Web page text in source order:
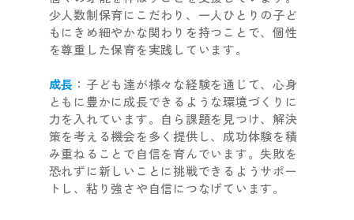
少人数制保育にこだわり、一人ひとりの子ど
もにきめ細やかな関わりを持つことで、個性
を尊重した保育を実践しています。
成長 ：子ども達が様々な経験を通じて、心身
ともに豊かに成長できるような環境づくりに
力を入れています。自ら課題を見つけ、解決
策を考える機会を多く提供し、成功体験を積
み重ねることで自信を育んでいます。失敗を
恐れずに新しいことに挑戦できるようサポー
トし、粘り強さや自信につなげています。